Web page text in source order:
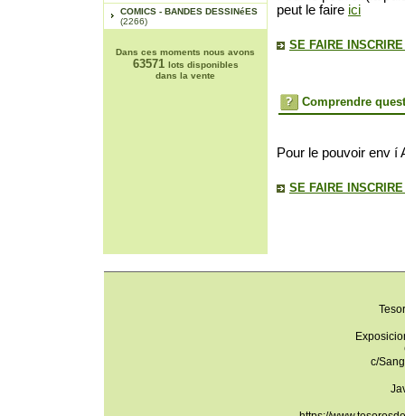
COMICS - BANDES DESSINéES
(2266)
Dans ces moments nous avons
63571 lots disponibles
dans la vente
peut le faire ici
SE FAIRE
Comprendre
Pour le pouvoir env í
SE FAIRE
c/